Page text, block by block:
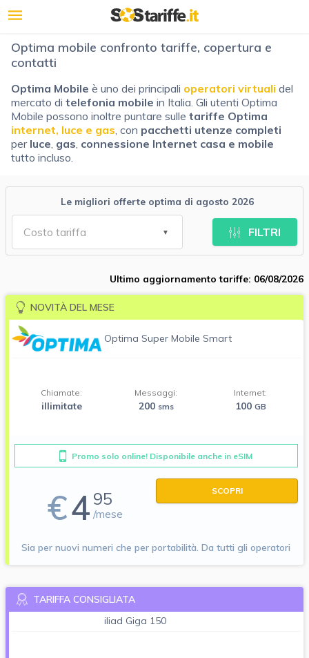
Optima mobile confronto tariffe, copertura e
contatti
Optima Mobile è uno dei principali operatori virtuali del
mercato di telefonia mobile in Italia. Gli utenti Optima
Mobile possono inoltre puntare sulle tariffe Optima
internet, luce e gas, con pacchetti utenze completi
per luce, gas, connessione Internet casa e mobile
tutto incluso.
Le migliori offerte optima di agosto 2026
FILTRI
Ultimo aggiornamento tariffe: 06/08/2026
NOVITÀ DEL MESE
Optima Super Mobile Smart
Chiamate:
illimitate
Messaggi:
200 sms
Internet:
100 GB
Promo solo online! Disponibile anche in eSIM
€4 95
/mese
SCOPRI
Sia per nuovi numeri che per portabilità. Da tutti gli operatori
TARIFFA CONSIGLIATA
iliad Giga 150